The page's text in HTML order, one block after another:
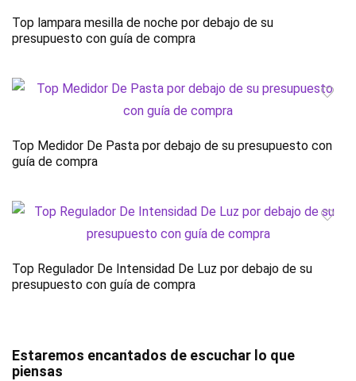
Top lampara mesilla de noche por debajo de su
presupuesto con guía de compra
Top Medidor De Pasta por debajo de su presupuesto con
guía de compra
Top Regulador De Intensidad De Luz por debajo de su
presupuesto con guía de compra
Estaremos encantados de escuchar lo que
piensas